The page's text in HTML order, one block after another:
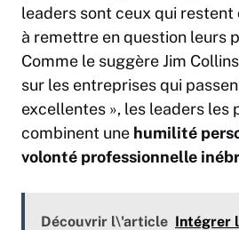
leaders sont ceux qui
à remettre en question leurs
Comme le suggère Jim
sur les entreprises qui
excellentes », les leaders les
combinent une humilité
volonté professionnelle
Découvrir l\'article Intégrer